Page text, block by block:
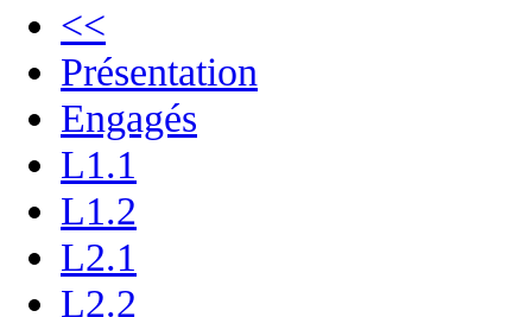
<<
Présentation
Engagés
L1.1
L1.2
L2.1
L2.2